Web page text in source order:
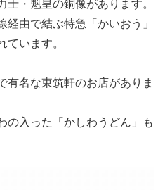
・魁皇の銅像があります。
由で結ぶ特急「かいおう」
ています。
有名な東筑軒のお店がありま
の入った「かしわうどん」も